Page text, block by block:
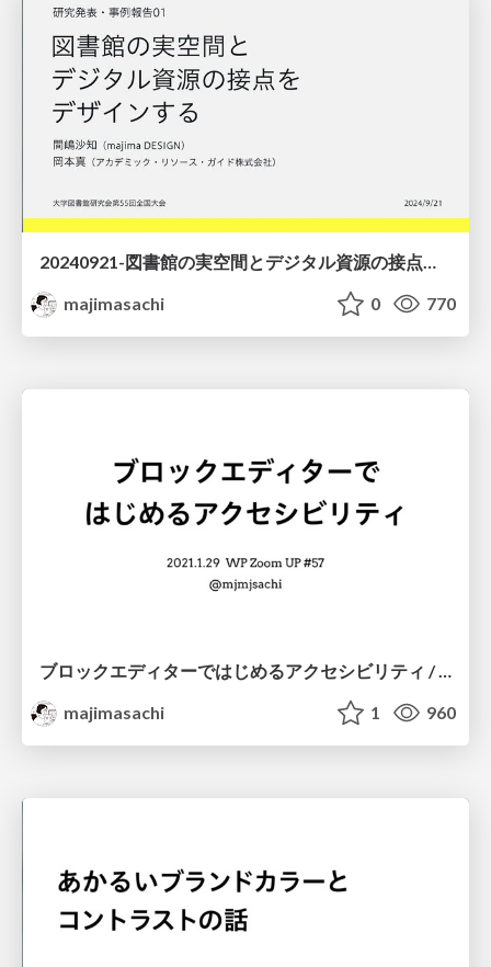
20240921-図書館の実空間とデジタル資源の接点をデザインする-dtk55-Designing-the-interface-between-the-library's-physical-space-and-digital-resources
majimasachi
0 770
ブロックエディターではじめるアクセシビリティ / start accessibility with block editor
majimasachi
1 960